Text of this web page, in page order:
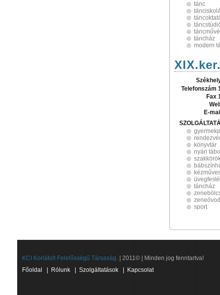
tánc
táncház
modern
Telefonszám
Fax
E-
könyvtár
nyári
táncház
sport
KCI Korlátolt Felelősségű Társaság. | 2011© | Minden jog fenntartva!
Főoldal
Rólunk Szolgáltatások Kapcsolat